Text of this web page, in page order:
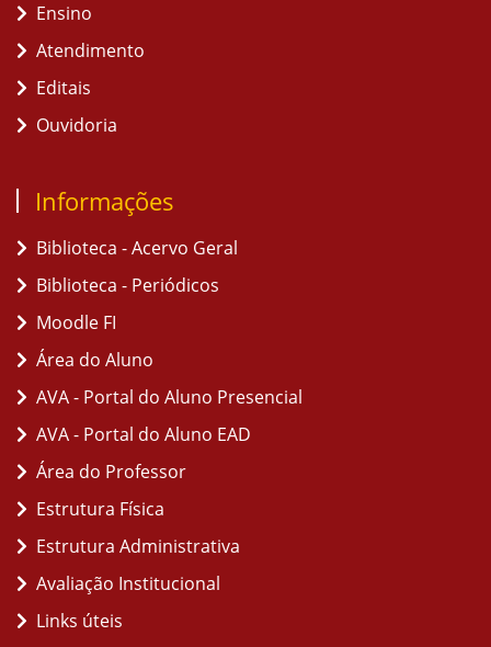
Ensino
Atendimento
Editais
Ouvidoria
Informações
Biblioteca - Acervo Geral
Biblioteca - Periódicos
Moodle FI
Área do Aluno
AVA - Portal do Aluno Presencial
AVA - Portal do Aluno EAD
Área do Professor
Estrutura Física
Estrutura Administrativa
Avaliação Institucional
Links úteis